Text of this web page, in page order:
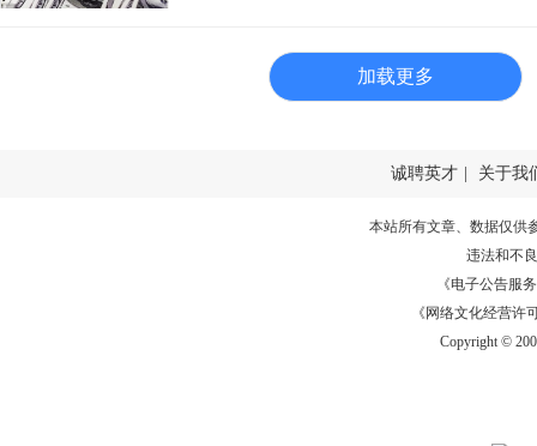
加载更多
诚聘英才 关于我
本站所有文章、数据仅供
违法和不
《电子公告服务
《网络文化经营许
Copyright ©